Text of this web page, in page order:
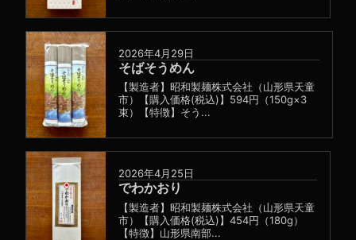
2026年4月29日
そばそうめん
【製造者】昭和製麺株式会社（山形県天童
市）【購入価格(税込)】594円（150g×3
束）【特徴】そう...
2026年4月25日
でわかおり
【製造者】昭和製麺株式会社（山形県天童
市）【購入価格(税込)】454円（180g）
【特徴】山形県南部...